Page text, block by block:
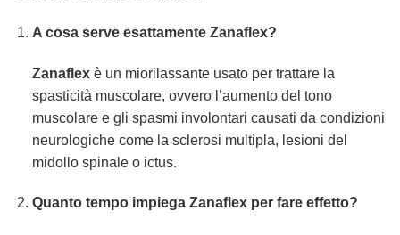
A cosa serve esattamente Zanaflex?
Zanaflexè un miorilassante usato per trattare la
spasticità muscolare, ovvero l’aumento del tono
muscolare e gli spasmi involontari causati da condizioni
neurologiche come la sclerosi multipla, lesioni del
midollo spinale o ictus.
Quanto tempo impiega Zanaflex per fare effetto?